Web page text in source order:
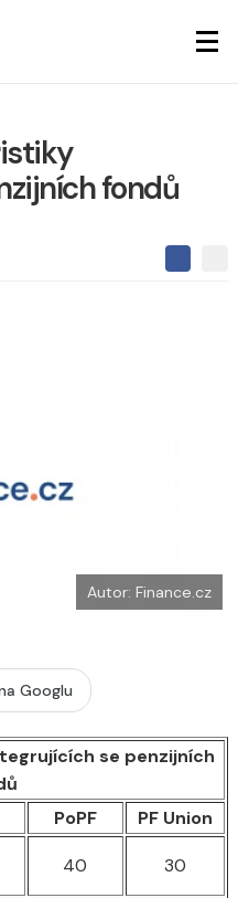
fondů
SS
Autor: Finance.cz
Googlu
se penzijních
PoPF
PF Union
40 30